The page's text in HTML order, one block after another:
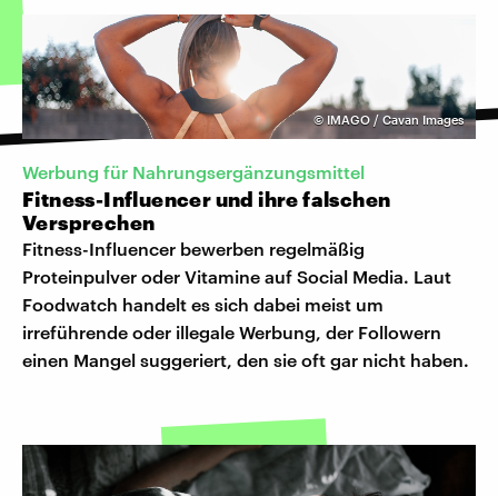
©IMAGO / Cavan Images
Werbung für Nahrungsergänzungsmittel
Fitness-Influencer und ihre falschen
Versprechen
Fitness-Influencer bewerben regelmäßig
Proteinpulver oder Vitamine auf Social Media. Laut
Foodwatch handelt es sich dabei meist um
irreführende oder illegale Werbung, der Followern
einen Mangel suggeriert, den sie oft gar nicht haben.